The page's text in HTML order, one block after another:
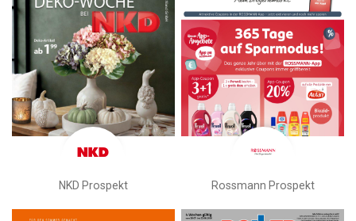
NKD Prospekt Rossmann Prospekt